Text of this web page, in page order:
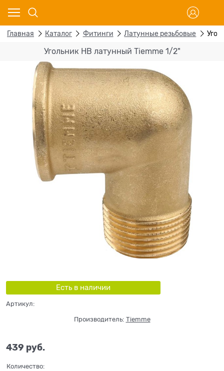
Главная Каталог Фитинги Латунные резьбовые
Угольник НВ латунный Tiemme 1/2"
Есть в наличии
Артикул:
Производитель: Tiemme
439 руб.
Количество: